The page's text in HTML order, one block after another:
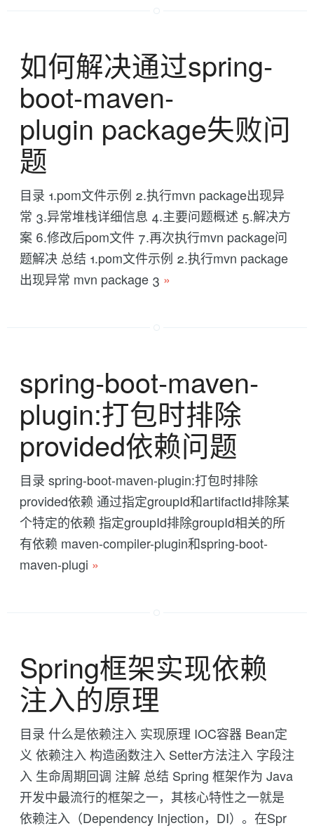
如何解决通过spring-
boot-maven-
plugin package失败问
题
目录 1.pom文件示例 2.执行mvn package出现异
常 3.异常堆栈详细信息 4.主要问题概述 5.解决方
案 6.修改后pom文件 7.再次执行mvn package问
题解决 总结 1.pom文件示例 2.执行mvn package
出现异常 mvn package 3 »
spring-boot-maven-
plugin:打包时排除
provided依赖问题
目录 spring-boot-maven-plugin:打包时排除
provided依赖 通过指定groupId和artifactId排除某
个特定的依赖 指定groupId排除groupId相关的所
有依赖 maven-compiler-plugin和spring-boot-
maven-plugi »
Spring框架实现依赖
注入的原理
目录 什么是依赖注入 实现原理 IOC容器 Bean定
义 依赖注入 构造函数注入 Setter方法注入 字段注
入 生命周期回调 注解 总结 Spring 框架作为 Java
开发中最流行的框架之一，其核心特性之一就是
依赖注入（Dependency Injection，DI）。在Spr